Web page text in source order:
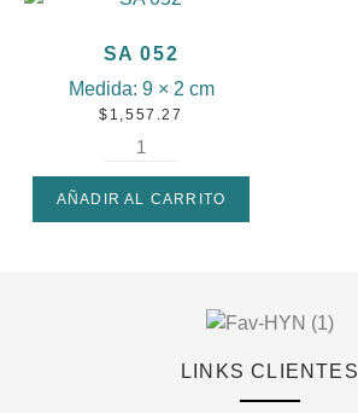
SA 052
Medida: 9 × 2 cm
$ 1,557.27
AÑADIR AL CARRITO
LINKS CLIENTES